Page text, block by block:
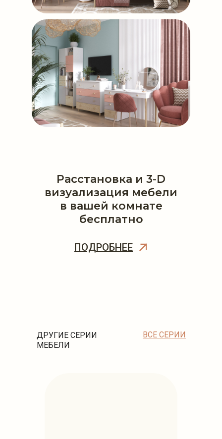
ПОДРОБНЕЕ
Расстановка и 3-D
визуализация мебели
в вашей комнате
бесплатно
ДРУГИЕ СЕРИИ
МЕБЕЛИ
ВСЕ СЕРИИ